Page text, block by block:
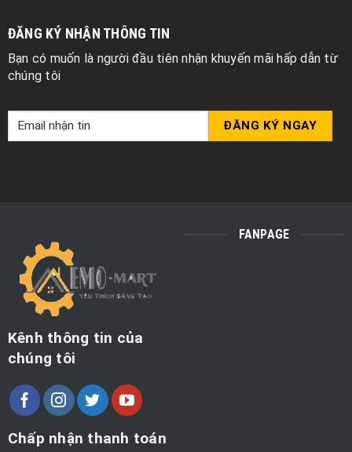
ĐĂNG KÝ NHẬN THÔNG TIN
Bạn có muốn là người đầu tiên nhận khuyến mãi hấp dẫn từ
chúng tôi
Kênh thông tin của
chúng tôi
Chấp nhận thanh toán
FANPAGE